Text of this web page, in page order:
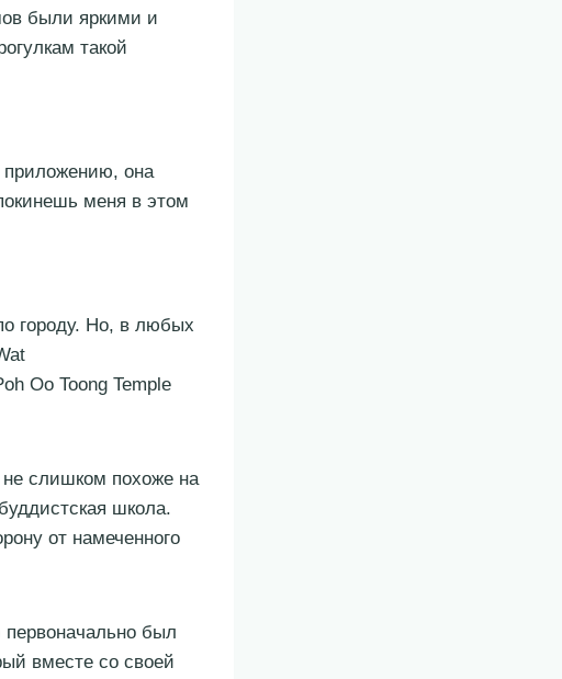
были яркими и
такой
приложению, она
меня в этом
городу. Но, в любых
Oo Toong Temple
не слишком похоже на
школа.
от намеченного
первоначально был
вместе со своей